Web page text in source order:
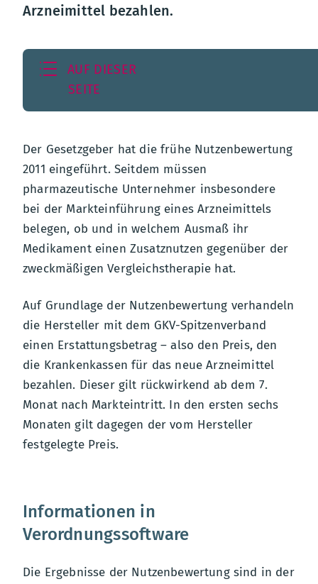
Arzneimittel bezahlen.
AUF DIESER
SEITE
Der Gesetzgeber hat die frühe Nutzenbewertung
2011 eingeführt. Seitdem müssen
pharmazeutische Unternehmer insbesondere
bei der Markteinführung eines Arzneimittels
belegen, ob und in welchem Ausmaß ihr
Medikament einen Zusatznutzen gegenüber der
zweckmäßigen Vergleichstherapie hat.
Auf Grundlage der Nutzenbewertung verhandeln
die Hersteller mit dem GKV-Spitzenverband
einen Erstattungsbetrag – also den Preis, den
die Krankenkassen für das neue Arzneimittel
bezahlen. Dieser gilt rückwirkend ab dem 7.
Monat nach Markteintritt. In den ersten sechs
Monaten gilt dagegen der vom Hersteller
festgelegte Preis.
Informationen in
Verordnungssoftware
Die Ergebnisse der Nutzenbewertung sind in der